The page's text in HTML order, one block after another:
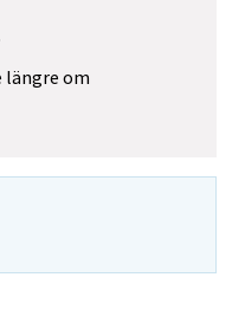
längre om